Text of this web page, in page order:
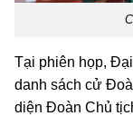
Tại phiên họp,
danh sách cử
diện Đoàn Chủ